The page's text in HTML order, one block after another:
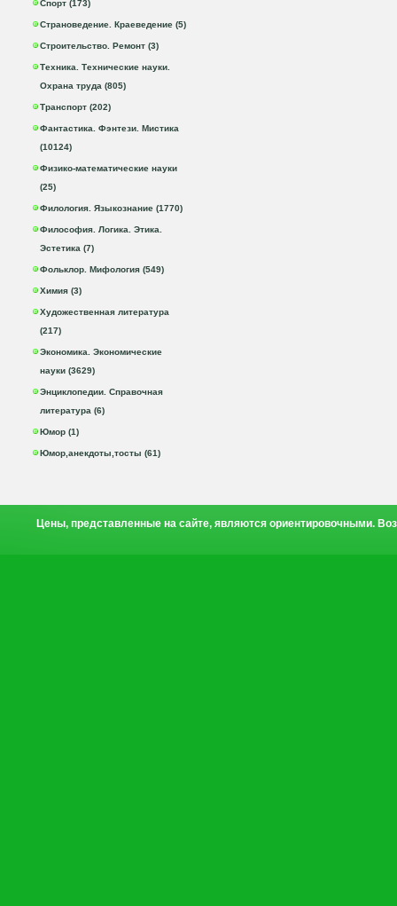
Спорт (173)
Страноведение. Краеведение (5)
Строительство. Ремонт (3)
Техника. Технические науки.
Охрана труда (805)
Транспорт (202)
Фантастика. Фэнтези. Мистика
(10124)
Физико-математические науки
(25)
Филология. Языкознание (1770)
Философия. Логика. Этика.
Эстетика (7)
Фольклор. Мифология (549)
Химия (3)
Художественная литература
(217)
Экономика. Экономические
науки (3629)
Энциклопедии. Справочная
литература (6)
Юмор (1)
Юмор,анекдоты,тосты (61)
Цены, представленные на сайте, являются ориентировочными.